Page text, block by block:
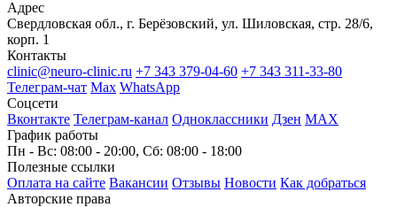
Адрес
Свердловская обл., г. Берёзовский, ул. Шиловская, стр. 28/6,
корп. 1
Контакты
clinic@neuro-clinic.ru +7 343 379-04-60 +7 343 311-33-80
Телеграм-чат Max WhatsApp
Соцсети
Вконтакте Телеграм-канал Одноклассники Дзен МАХ
График работы
Пн - Вс: 08:00 - 20:00, Сб: 08:00 - 18:00
Полезные ссылки
Оплата на сайте Вакансии Отзывы Новости Как добраться
Авторские права